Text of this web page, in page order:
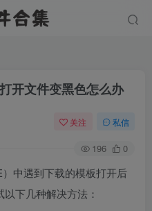
开文件变黑色怎么办
关注 私信
196 0
中遇到下载的模板打开后
下几种解决方法：